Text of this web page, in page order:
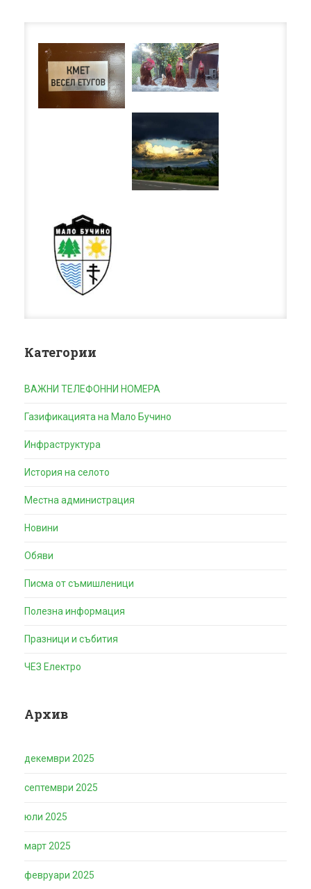
Категории
ВАЖНИ ТЕЛЕФОННИ НОМЕРА
Газификацията на Мало Бучино
Инфраструктура
История на селото
Местна администрация
Новини
Обяви
Писма от съмишленици
Полезна информация
Празници и събития
ЧЕЗ Електро
Архив
декември 2025
септември 2025
юли 2025
март 2025
февруари 2025